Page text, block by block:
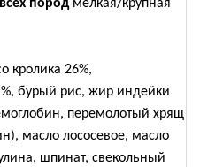
пород мелкая/крупная
кролика 26%,
бурый рис, жир индейки
перемолотый хрящ
масло лососевое, масло
шпинат, свекольный